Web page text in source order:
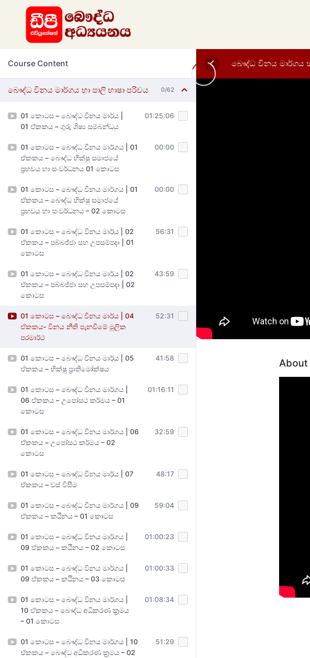
Course Content
බෞද්ධ විනය මාර්ගය හා පාලි භාෂා පරිචය 0/62
01 කොටස – බෞද්ධ විනය මාර්ය |
01 ඒකකය – ගුරු ශිෂ්‍ය සම්බන්ධය
01:25:06
01 කොටස – බෞද්ධ විනය මාර්ගය | 01
ඒකකය – බෞද්ධ භික්ෂු සමාජයේ
ප්‍රභවය හා සංවර්ධනය 01 කොටස
00:00
01 කොටස – බෞද්ධ විනය මාර්ගය | 01
ඒකකය – බෞද්ධ භික්ෂු සමාජයේ
ප්‍රභවය හා සංවර්ධනය – 02 කොටස
00:00
01 කොටස – බෞද්ධ විනය මාර්ය | 02
ඒකකය – පබ්බජ්ජා සහ උපසම්පදා | 01
කොටස
56:31
01 කොටස – බෞද්ධ විනය මාර්ය | 02
ඒකකය – පබ්බජ්ජා සහ උපසම්පදා | 02
කොටස
43:59
01 කොටස – බෞද්ධ විනය මාර්ය | 04
ඒකකය- විනය නීති පැනවීමේ මූලික
පරමාර්ථ
52:31
01 කොටස – බෞද්ධ විනය මාර්ය | 05
ඒකකය – භික්ෂු ප්‍රාතිමෝක්ෂය
41:58
01 කොටස – බෞද්ධ විනය මාර්ගය |
06 ඒකකය – උපෝසථ කර්මය – 01
කොටස
01:16:11
01 කොටස – බෞද්ධ විනය මාර්ගය | 06
ඒකකය – උපෝසථ කර්මය – 02
කොටස
32:59
01 කොටස – බෞද්ධ විනය මාර්ය | 07
ඒකකය – වස් විසීම
48:17
01 කොටස – බෞද්ධ විනය මාර්ගය | 09
ඒකකය – කඨිනය – 01 කොටස
59:04
01 කොටස – බෞද්ධ විනය මාර්ගය |
09 ඒකකය – කඨිනය – 02 කොටස
01:00:23
01 කොටස – බෞද්ධ විනය මාර්ගය |
09 ඒකකය – කඨිනය – 03 කොටස
01:00:33
01 කොටස – බෞද්ධ විනය මාර්ගය |
10 ඒකකය – බෞද්ධ අධිකරණ ක්‍රමය
– 01 කොටස
01:08:34
01 කොටස – බෞද්ධ විනය මාර්ගය | 10
ඒකකය – බෞද්ධ අධිකරණ ක්‍රමය – 02
51:29
බෞද්ධ විනය මාර්ගය
About